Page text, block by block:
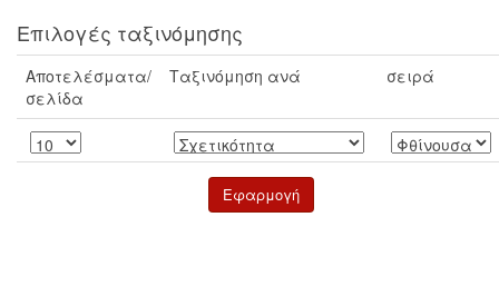
Επιλογές ταξινόμησης
Αποτελέσματα/
σελίδα
Ταξινόμηση ανά σειρά